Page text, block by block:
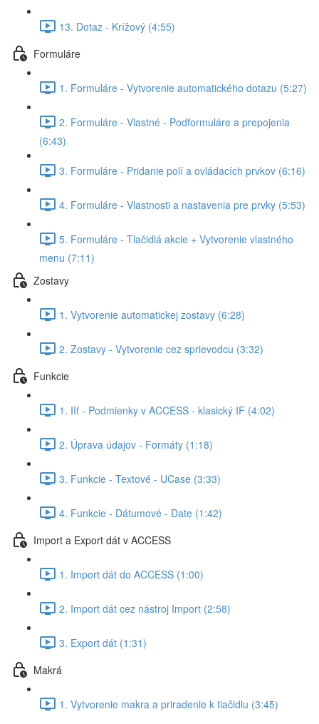
13. Dotaz - Krížový (4:55)
Formuláre
1. Formuláre - Vytvorenie automatického dotazu (5:27)
2. Formuláre - Vlastné - Podformuláre a prepojenia
(6:43)
3. Formuláre - Pridanie polí a ovládacích prvkov (6:16)
4. Formuláre - Vlastnosti a nastavenia pre prvky (5:53)
5. Formuláre - Tlačidlá akcie + Vytvorenie vlastného
menu (7:11)
Zostavy
1. Vytvorenie automatickej zostavy (6:28)
2. Zostavy - Vytvorenie cez sprievodcu (3:32)
Funkcie
1. IIf - Podmienky v ACCESS - klasický IF (4:02)
2. Úprava údajov - Formáty (1:18)
3. Funkcie - Textové - UCase (3:33)
4. Funkcie - Dátumové - Date (1:42)
Import a Export dát v ACCESS
1. Import dát do ACCESS (1:00)
2. Import dát cez nástroj Import (2:58)
3. Export dát (1:31)
Makrá
1. Vytvorenie makra a priradenie k tlačidlu (3:45)